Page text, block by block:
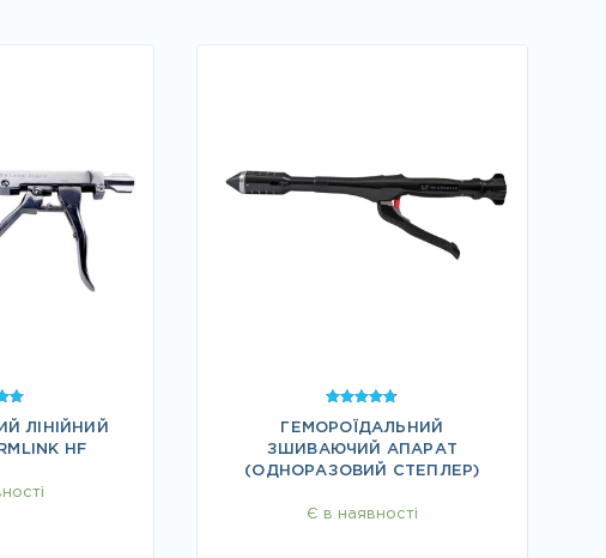
в
ЛІНІЙНИЙ
HF
4.67
з 5
ГЕМОРОЇДАЛЬНИЙ
ЗШИВАЮЧИЙ АПАРАТ
(ОДНОРАЗОВИЙ СТЕПЛЕР)
Є в наявності